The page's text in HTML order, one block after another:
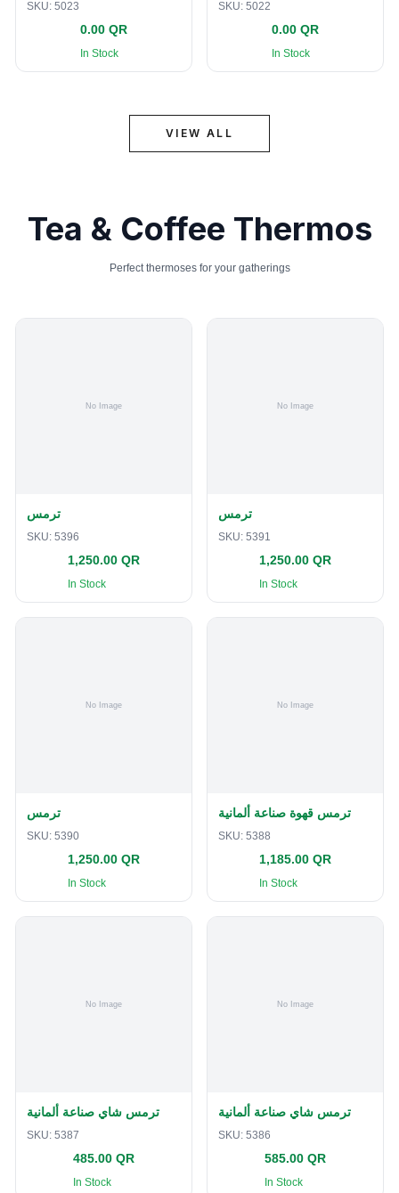
SKU: 5023
0.00 QR
In Stock
SKU: 5022
0.00 QR
In Stock
VIEW ALL
Tea & Coffee Thermos
Perfect thermoses for your gatherings
ترمس
SKU: 5396
1,250.00 QR
In Stock
ترمس
SKU: 5391
1,250.00 QR
In Stock
ترمس
SKU: 5390
1,250.00 QR
In Stock
ترمس قهوة صناعة ألمانية
SKU: 5388
1,185.00 QR
In Stock
ترمس شاي صناعة ألمانية
SKU: 5387
485.00 QR
In Stock
ترمس شاي صناعة ألمانية
SKU: 5386
585.00 QR
In Stock